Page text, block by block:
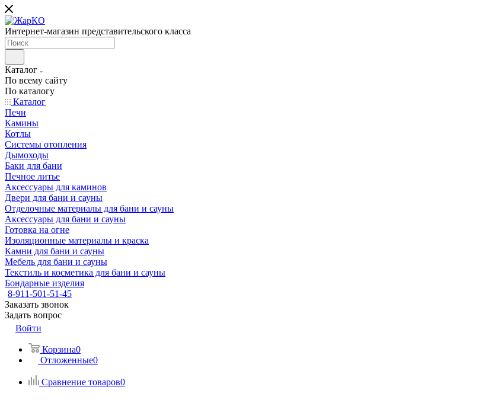
Интернет-магазин представительского класса
Каталог
По всему сайту
По каталогу
Каталог
Печи
Камины
Котлы
Системы отопления
Дымоходы
Баки для бани
Печное литье
Аксессуары для каминов
Двери для бани и сауны
Отделочные материалы для бани и сауны
Аксессуары для бани и сауны
Готовка на огне
Изоляционные материалы и краска
Камни для бани и сауны
Мебель для бани и сауны
Текстиль и косметика для бани и сауны
Бондарные изделия
8-911-501-51-45
Заказать звонок
Задать вопрос
Войти
Корзина0
Отложенные0
Сравнение товаров0